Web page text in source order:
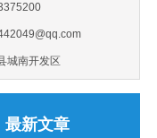
城南开发区
最新文章